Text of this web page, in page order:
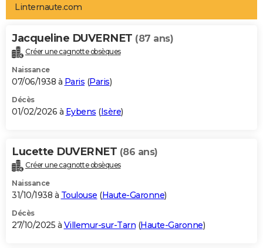
Art de vivre
Bien-être
Loisirs
Mode
Modes de vie
Alimentation
Guide de la santé
Maladies
Médicaments
Sommeil
VOYAGE
Destinations
City break
Voyage nature
Voyage de noces
Forum
Climat
+PHOTO
GUIDES D'ACHAT
BONS PLANS
Carte de Noël
Carte Bonne année
Carte Saint-Valentin
Carte Pâques
Carte d'anniversaire
DICTIONNAIRE
Dictionnaire
Biographies
Citations
Expressions
Proverbes
PROGRAMME TV
S'inscrire
Se connecter
Lycées
Collèges
Primaires
Universités
Entreprises
Service militaire
Avis de recherche
AVIS DE DÉCÈS
Linternaute.com
Jacqueline DUVERNET (87 ans)
Créer une cagnotte obsèques
Naissance
07/06/1938 à Paris (Paris)
Décès
01/02/2026 à Eybens (Isère)
Lucette DUVERNET (86 ans)
Créer une cagnotte obsèques
Naissance
31/10/1938 à Toulouse (Haute-Garonne)
Décès
27/10/2025 à Villemur-sur-Tarn (Haute-Garonne)